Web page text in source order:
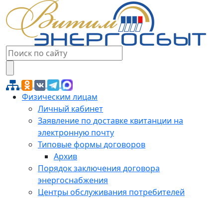
Физическим лицам
Личный кабинет
Заявление по доставке квитанции на
электронную почту
Типовые формы договоров
Архив
Порядок заключения договора
энергоснабжения
Центры обслуживания потребителей